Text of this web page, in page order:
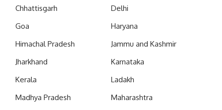
Chhattisgarh
Delhi
Goa
Haryana
Himachal Pradesh
Jammu and Kashmir
Jharkhand
Karnataka
Kerala
Ladakh
Madhya Pradesh
Maharashtra